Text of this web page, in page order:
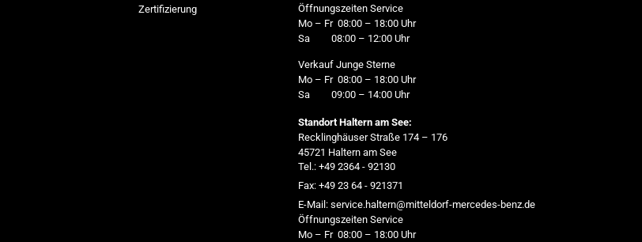
Zertifizierung
Öffnungszeiten Service
Mo – Fr 08:00 – 18:00 Uhr
Sa 08:00 – 12:00 Uhr
Verkauf Junge Sterne
Mo – Fr 08:00 – 18:00 Uhr
Sa 09:00 – 14:00 Uhr
Standort Haltern am See:
Recklinghäuser Straße 174 – 176
45721 Haltern am See
Tel.: +49 2364 - 92130
Fax: +49 23 64 - 921371
E-Mail: service.haltern@mitteldorf-mercedes-benz.de
Öffnungszeiten Service
Mo – Fr 08:00 – 18:00 Uhr